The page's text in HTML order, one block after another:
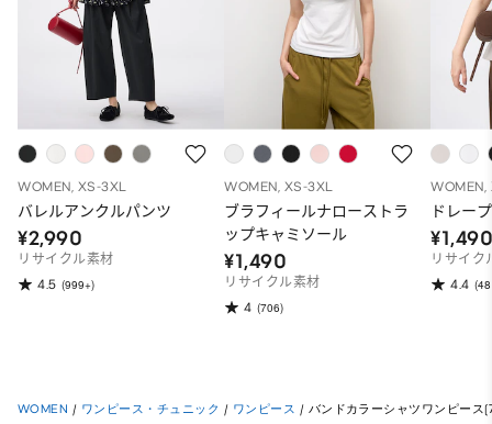
WOMEN, XS-3XL
バレルアンクルパンツ
¥2,990
リサイクル素材
4.5 (999+)
WOMEN, XS-3XL
ブラフィールナローストラ
ップキャミソール
¥1,490
リサイクル素材
4 (706)
WOMEN,
ドレー
リサイク
4.4
WOMEN / ワンピース・チュニック / ワンピース / バンドカラーシャツワンピース